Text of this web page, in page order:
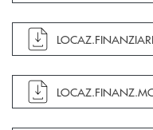
apre documento in
apre documento in